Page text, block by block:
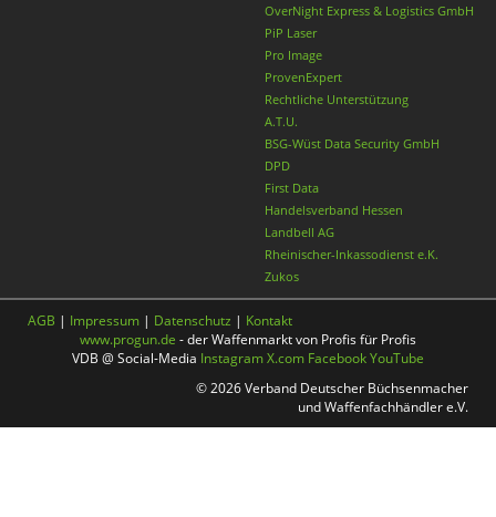
OverNight Express & Logistics GmbH
PiP Laser
Pro Image
ProvenExpert
Rechtliche Unterstützung
A.T.U.
BSG-Wüst Data Security GmbH
DPD
First Data
Handelsverband Hessen
Landbell AG
Rheinischer-Inkassodienst e.K.
Zukos
AGB | Impressum | Datenschutz | Kontakt
www.progun.de - der Waffenmarkt von Profis für Profis
VDB @ Social-Media InstagramX.com FacebookYouTube
© 2026 Verband Deutscher Büchsenmacher
und Waffenfachhändler e.V.